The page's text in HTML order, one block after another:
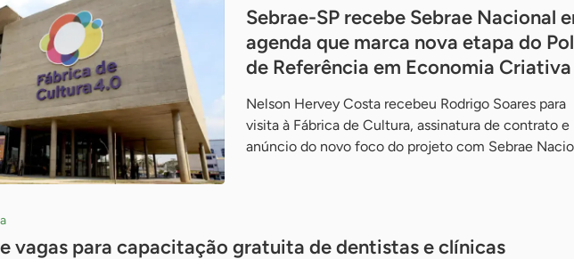
Sebrae-SP recebe Sebrae Nacional
agenda que marca nova etapa do
de Referência em Economia Criativa
Nelson Hervey Costa recebeu Rodrigo Soares para
visita à Fábrica de Cultura, assinatura de contrato e
anúncio do novo foco do projeto com Sebrae
vagas para capacitação gratuita de dentistas e clínicas